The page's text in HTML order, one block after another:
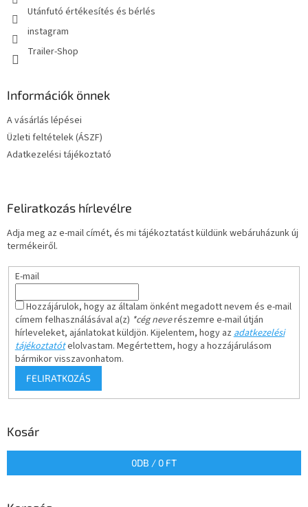
Utánfutó értékesítés és bérlés
instagram
Trailer-Shop
Információk önnek
A vásárlás lépései
Üzleti feltételek (ÁSZF)
Adatkezelési tájékoztató
Feliratkozás hírlevélre
Adja meg az e-mail címét, és mi tájékoztatást küldünk webáruházunk új
termékeiről.
E-mail
Hozzájárulok, hogy az általam önként megadott nevem és e-mail
címem felhasználásával a(z) *cég neverészemre e-mail útján
hírleveleket, ajánlatokat küldjön. Kijelentem, hogy azadatkezelési
tájékoztatótelolvastam. Megértettem, hogy a hozzájárulásom
bármikor visszavonhatom.
FELIRATKOZÁS
Kosár
0DB / 0 FT